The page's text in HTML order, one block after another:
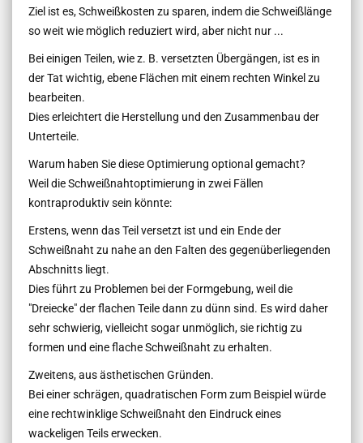
Ziel ist es, Schweißkosten zu sparen, indem die Schweißlänge
so weit wie möglich reduziert wird, aber nicht nur ...
Bei einigen Teilen, wie z. B. versetzten Übergängen, ist es in
der Tat wichtig, ebene Flächen mit einem rechten Winkel zu
bearbeiten.
Dies erleichtert die Herstellung und den Zusammenbau der
Unterteile.
Warum haben Sie diese Optimierung optional gemacht?
Weil die Schweißnahtoptimierung in zwei Fällen
kontraproduktiv sein könnte:
Erstens, wenn das Teil versetzt ist und ein Ende der
Schweißnaht zu nahe an den Falten des gegenüberliegenden
Abschnitts liegt.
Dies führt zu Problemen bei der Formgebung, weil die
"Dreiecke" der flachen Teile dann zu dünn sind. Es wird daher
sehr schwierig, vielleicht sogar unmöglich, sie richtig zu
formen und eine flache Schweißnaht zu erhalten.
Zweitens, aus ästhetischen Gründen.
Bei einer schrägen, quadratischen Form zum Beispiel würde
eine rechtwinklige Schweißnaht den Eindruck eines
wackeligen Teils erwecken.